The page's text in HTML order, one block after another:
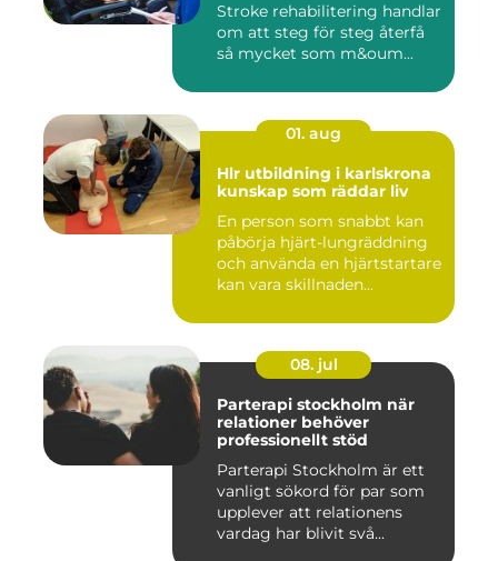
Stroke rehabilitering handlar
om att steg för steg återfå
så mycket som m&oum...
01. aug
Hlr utbildning i karlskrona
kunskap som räddar liv
En person som snabbt kan
påbörja hjärt-lungräddning
och använda en hjärtstartare
kan vara skillnaden...
08. jul
Parterapi stockholm när
relationer behöver
professionellt stöd
Parterapi Stockholm är ett
vanligt sökord för par som
upplever att relationens
vardag har blivit svå...